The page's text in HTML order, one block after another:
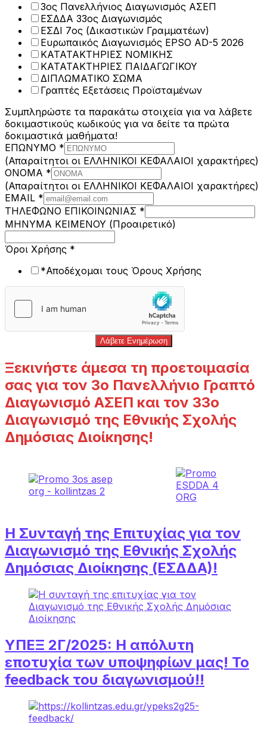
3ος Πανελλήνιος Διαγωνισμός ΑΣΕΠ
ΕΣΔΔΑ 33ος Διαγωνισμός
ΕΣΔΙ 7ος (Δικαστικών Γραμματέων)
Ευρωπαικός Διαγωνισμός EPSO AD-5 2026
ΚΑΤΑΤΑΚΤΗΡΙΕΣ ΝΟΜΙΚΗΣ
ΚΑΤΑΤΑΚΤΗΡΙΕΣ ΠΑΙΔΑΓΩΓΙΚΟΥ
ΔΙΠΛΩΜΑΤΙΚΟ ΣΩΜΑ
Γραπτές Εξετάσεις Προϊσταμένων
Συμπληρώστε τα παρακάτω στοιχεία για να λάβετε
δοκιμαστικούς κωδικούς για να δείτε τα πρώτα
δοκιμαστικά μαθήματα!
ΕΠΩΝΥΜΟ *
(Απαραίτητοι οι ΕΛΛΗΝΙΚΟΙ ΚΕΦΑΛΑΙΟΙ χαρακτήρες)
ΟΝΟΜΑ *
(Απαραίτητοι οι ΕΛΛΗΝΙΚΟΙ ΚΕΦΑΛΑΙΟΙ χαρακτήρες)
EMAIL *
ΤΗΛΕΦΩΝΟ ΕΠΙΚΟΙΝΩΝΙΑΣ *
ΜΗΝΥΜΑ ΚΕΙΜΕΝΟΥ (Προαιρετικό)
Όροι Χρήσης *
*Αποδέχομαι τους Όρους Χρήσης
Λάβετε Ενημέρωση
Ξεκινήστε άμεσα τη προετοιμασία
σας για τον 3ο Πανελλήνιο Γραπτό
Διαγωνισμό ΑΣΕΠ και τον 33ο
Διαγωνισμό της Εθνικής Σχολής
Δημόσιας Διοίκησης!
Η Συνταγή της Επιτυχίας για τον
Διαγωνισμό της Εθνικής Σχολής
Δημόσιας Διοίκησης (ΕΣΔΔΑ)!
ΥΠΕΞ 2Γ/2025: Η απόλυτη
εποτυχία των υποψηφίων μας! Το
feedback του διαγωνισμού!!